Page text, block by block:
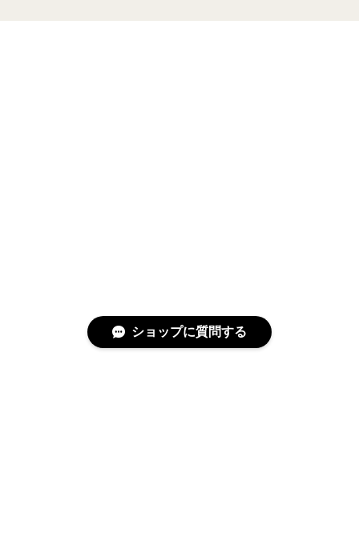
ショップに質問する